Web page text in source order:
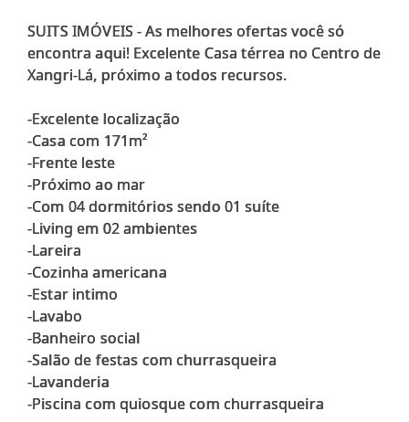
SUITS IMÓVEIS - As melhores ofertas você só
encontra aqui! Excelente Casa térrea no Centro de
Xangri-Lá, próximo a todos recursos.
-Excelente localização
-Casa com 171m²
-Frente leste
-Próximo ao mar
-Com 04 dormitórios sendo 01 suíte
-Living em 02 ambientes
-Lareira
-Cozinha americana
-Estar intimo
-Lavabo
-Banheiro social
-Salão de festas com churrasqueira
-Lavanderia
-Piscina com quiosque com churrasqueira